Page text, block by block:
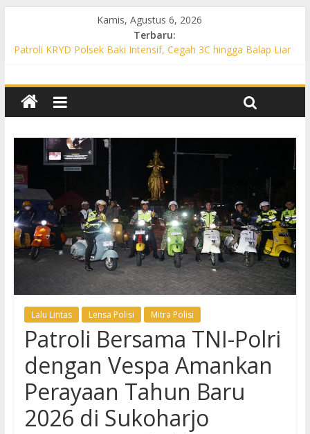
Kamis, Agustus 6, 2026
Terbaru:
Patroli KRYD Polsek Baki Intensif, Cegah 3C hingga Balap Liar
Permukiman, Warga Diajak Aktif Jaga Kamtibmas
Patroli Cegah Karhutla, Polsek Weru Sisir Lahan Kering dan
Patroli Blue Light KRYD Polsek Bendosari Sasar Objek Vital,
Polisi Ajak Warga Waspada dan Cegah Karhutla
Patroli Blue Light KRYD Polsek Kartasura Sasar Titik Rawan,
Cegah Kejahatan 3C
Lalu Lintas Lensa Polisi Mitra Polisi
Patroli Bersama TNI-Polri
dengan Vespa Amankan
Perayaan Tahun Baru
2026 di Sukoharjo